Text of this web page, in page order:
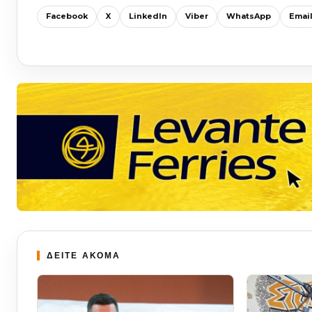
Facebook X LinkedIn Viber WhatsApp Email
ΔΕΙΤΕ ΑΚΟΜΑ